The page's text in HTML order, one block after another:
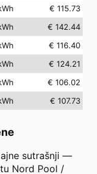
€ 115.73
€ 142.44
€ 116.40
€ 124.21
€ 106.02
€ 107.73
sutrašnji —
Nord Pool /